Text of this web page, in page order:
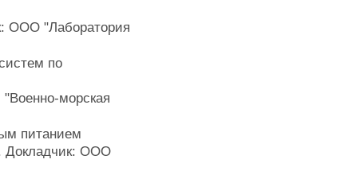
ООО "Лаборатория
по
морская
питанием
Докладчик: ООО